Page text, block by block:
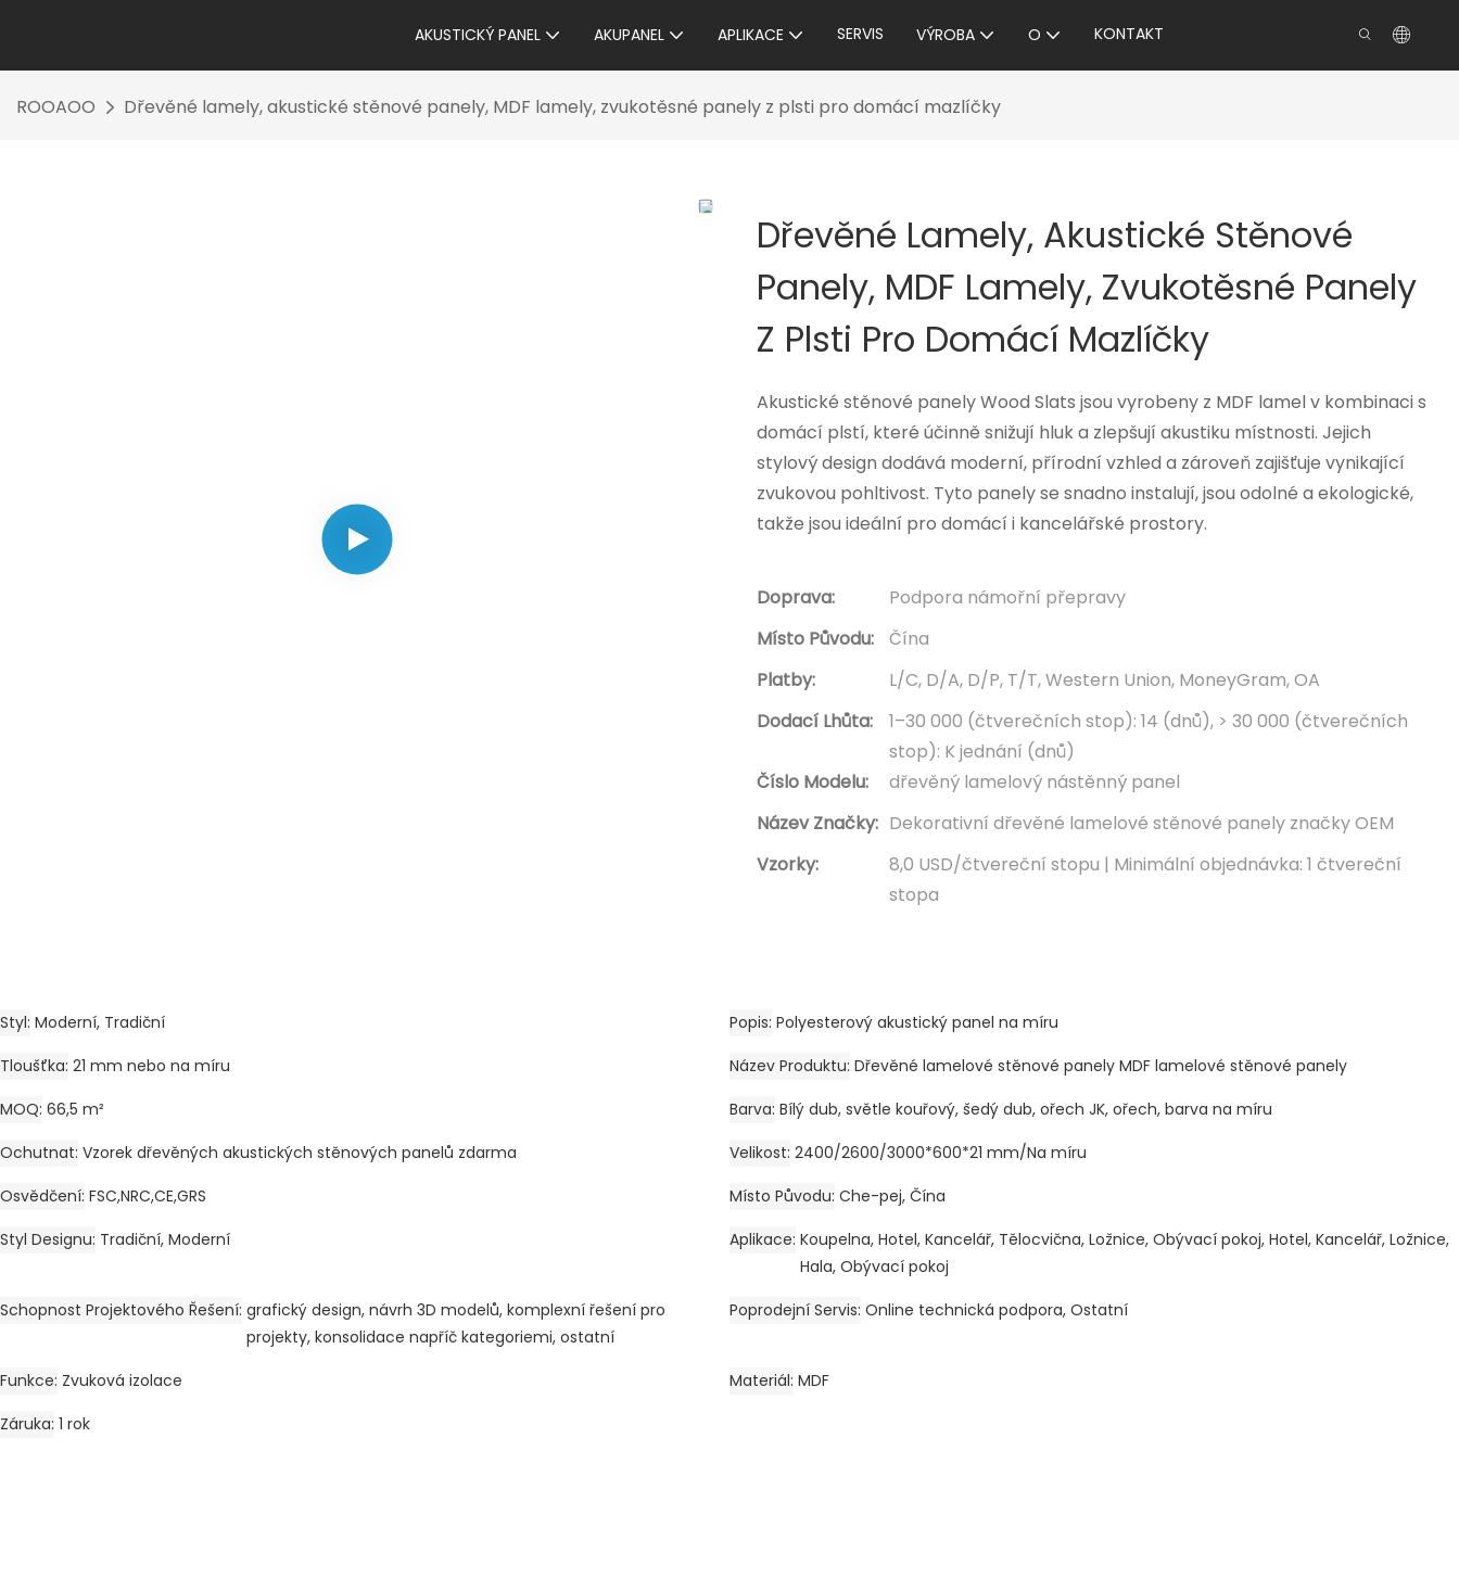
AKUSTICKÝ PANEL AKUPANEL APLIKACE SERVIS VÝROBA O KONTAKT
ROOAOO Dřevěné lamely, akustické stěnové panely, MDF lamely, zvukotěsné panely z plsti pro domácí mazlíčky
Dřevěné Lamely, Akustické Stěnové
Panely, MDF Lamely, Zvukotěsné Panely
Z Plsti Pro Domácí Mazlíčky
Akustické stěnové panely Wood Slats jsou vyrobeny z MDF lamel v kombinaci s
domácí plstí, které účinně snižují hluk a zlepšují akustiku místnosti. Jejich
stylový design dodává moderní, přírodní vzhled a zároveň zajišťuje vynikající
zvukovou pohltivost. Tyto panely se snadno instalují, jsou odolné a ekologické,
takže jsou ideální pro domácí i kancelářské prostory.
Doprava:
Podpora námořní přepravy
Místo Původu:
Čína
Platby:
L/C, D/A, D/P, T/T, Western Union, MoneyGram, OA
Dodací Lhůta:
1–30 000 (čtverečních stop): 14 (dnů), > 30 000 (čtverečních
stop): K jednání (dnů)
Číslo Modelu:
dřevěný lamelový nástěnný panel
Název Značky: Dekorativní dřevěné lamelové stěnové panely značky OEM
Vzorky:
8,0 USD/čtvereční stopu | Minimální objednávka: 1 čtvereční
stopa
Styl Moderní, Tradiční Popis Polyesterový akustický panel na míru
Tloušťka 21 mm nebo na míru Název Produktu Dřevěné lamelové stěnové panely MDF lamelové stěnové panely
MOQ 66,5 m² Barva Bílý dub, světle kouřový, šedý dub, ořech JK, ořech, barva na míru
Ochutnat Vzorek dřevěných akustických stěnových panelů zdarma Velikost 2400/2600/3000*600*21 mm/Na míru
Osvědčení FSC,NRC,CE,GRS Místo Původu Che-pej, Čína
Styl Designu Tradiční, Moderní Aplikace Koupelna, Hotel, Kancelář, Tělocvična, Ložnice, Obývací pokoj, Hotel, Kancelář, Ložnice,
Hala, Obývací pokoj
Schopnost Projektového Řešení grafický design, návrh 3D modelů, komplexní řešení pro
projekty, konsolidace napříč kategoriemi, ostatní
Poprodejní Servis Online technická podpora, Ostatní
Funkce Zvuková izolace Materiál MDF
Záruka 1 rok